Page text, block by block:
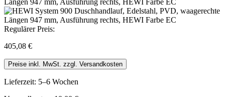
Regulärer Preis:
405,08 €
Preise inkl. MwSt. zzgl. Versandkosten
Lieferzeit: 5–6 Wochen